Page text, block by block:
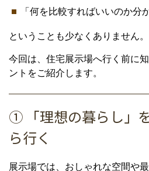
「何を比較すればいいのか分
ということも少なくありません。
今回は、住宅展示場へ行く前に
ントをご紹介します。
① 「理想の暮らし」
ら行く
展示場では、おしゃれな空間や